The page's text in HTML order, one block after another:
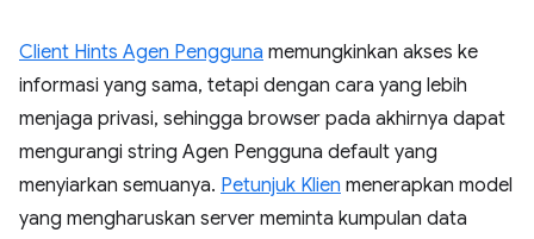
Client Hints Agen Pengguna memungkinkan akses ke
informasi yang sama, tetapi dengan cara yang lebih
menjaga privasi, sehingga browser pada akhirnya dapat
mengurangi string Agen Pengguna default yang
menyiarkan semuanya. Petunjuk Klien menerapkan model
yang mengharuskan server meminta kumpulan data